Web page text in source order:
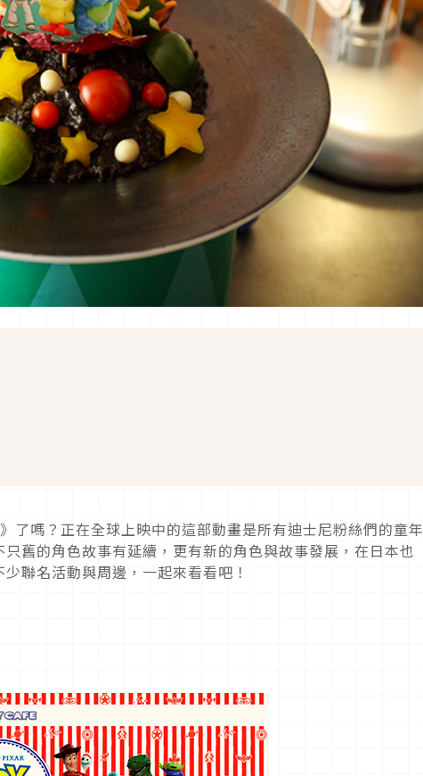
了嗎？正在全球上映中的這部動畫是所有迪士尼粉絲們的童年
舊的角色故事有延續，更有新的角色與故事發展，在日本也
聯名活動與周邊，一起來看看吧！